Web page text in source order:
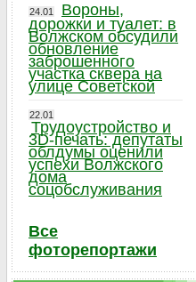
24.01
Вороны,
дорожки и туалет: в
Волжском обсудили
обновление
заброшенного
участка сквера на
улице Советской
22.01
Трудоустройство и
3D-печать: депутаты
облдумы оценили
успехи Волжского
дома
соцобслуживания
Все
фоторепортажи